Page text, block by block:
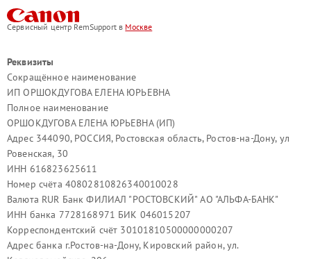
Сервисный центр RemSupport в Москве
Реквизиты
Сокращённое наименование
ИП ОРШОКДУГОВА ЕЛЕНА ЮРЬЕВНА
Полное наименование
ОРШОКДУГОВА ЕЛЕНА ЮРЬЕВНА (ИП)
Адрес 344090, РОССИЯ, Ростовская область, Ростов-на-Дону, ул
Ровенская, 30
ИНН 616823625611
Номер счёта 40802810826340010028
Валюта RUR Банк ФИЛИАЛ "РОСТОВСКИЙ" АО "АЛЬФА-БАНК"
ИНН банка 7728168971 БИК 046015207
Корреспондентский счёт 30101810500000000207
Адрес банка г.Ростов-на-Дону, Кировский район, ул.